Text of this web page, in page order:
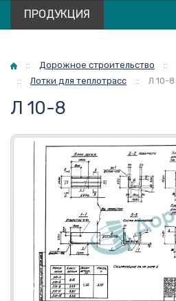
ПРОДУКЦИЯ
Главная
:: Дорожное строительство ::
::
Лотки для теплотрасс :: Л 10-8
Л 10-8